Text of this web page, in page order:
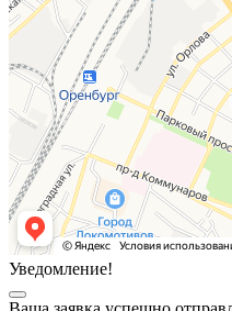
Уведомление!